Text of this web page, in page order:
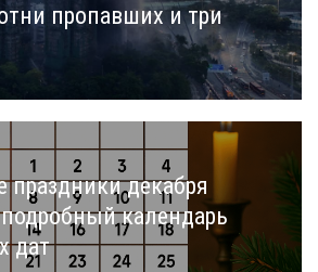
пропавших и три
праздники декабря
календарь
дат